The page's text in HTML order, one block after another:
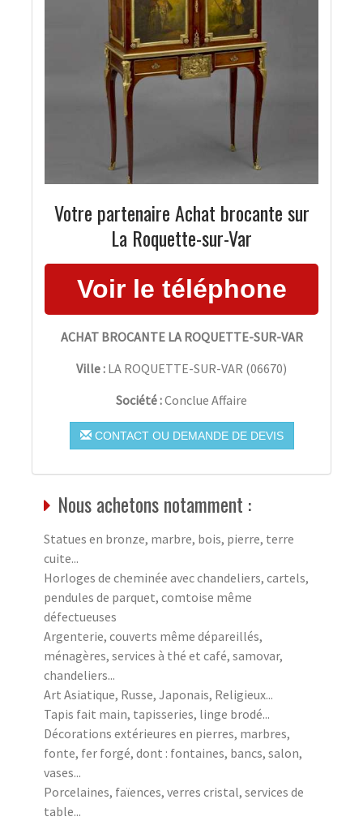
Votre partenaire Achat brocante sur
La Roquette-sur-Var
ACHAT BROCANTE LA ROQUETTE-SUR-VAR
Ville : LA ROQUETTE-SUR-VAR (06670)
Société :Conclue Affaire
CONTACT OU DEMANDE DE DEVIS
Nous achetons notamment :
Statues en bronze, marbre, bois, pierre, terre
cuite...
Horloges de cheminée avec chandeliers, cartels,
pendules de parquet, comtoise même
défectueuses
Argenterie, couverts même dépareillés,
ménagères, services à thé et café, samovar,
chandeliers...
Art Asiatique, Russe, Japonais, Religieux...
Tapis fait main, tapisseries, linge brodé...
Décorations extérieures en pierres, marbres,
fonte, fer forgé, dont : fontaines, bancs, salon,
vases...
Porcelaines, faïences, verres cristal, services de
table...